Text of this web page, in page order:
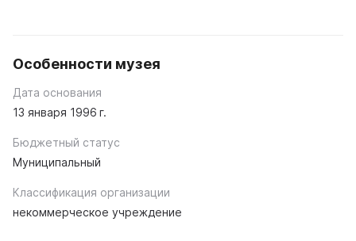
Особенности музея
Дата основания
13 января 1996 г.
Бюджетный статус
Муниципальный
Классификация организации
некоммерческое учреждение